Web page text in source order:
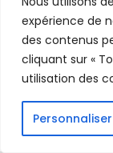
expérience de
des contenus
cliquant sur «
utilisation des
Personnaliser